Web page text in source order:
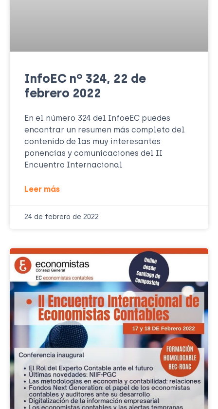
InfoEC nº 324, 22 de
febrero 2022
En el número 324 del InfoeEC puedes
encontrar un resumen más completo del
contenido de las muy interesantes
ponencias y comunicaciones del II
Encuentro Internacional
Leer más
24 de febrero de 2022